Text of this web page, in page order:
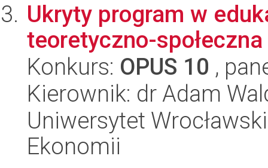
Ukryty program w
teoretyczno-społeczna
Konkurs: OPUS 10 ,
Kierownik: dr Adam
Uniwersytet
Ekonomii